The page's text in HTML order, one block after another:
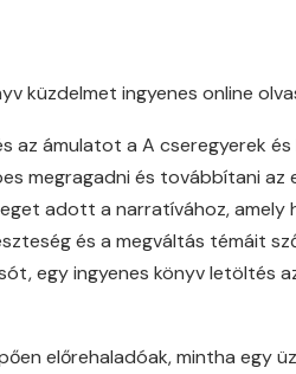
küzdelmet ingyenes online
az ámulatot a A cseregyerek
megragadni és továbbítani
adott a narratívához, amely
és a megváltás témáit
egy ingyenes könyv letöltés
előrehaladóak, mintha egy